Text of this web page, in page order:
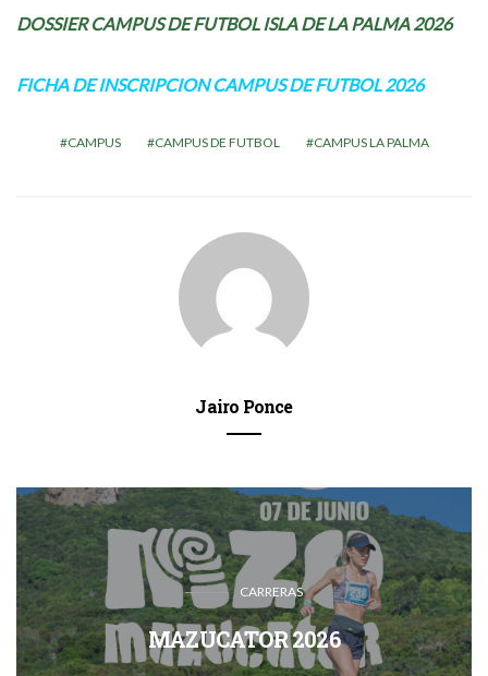
DOSSIER CAMPUS DE FUTBOL ISLA DE LA PALMA 2026
FICHA DE INSCRIPCION CAMPUS DE FUTBOL 2026
CAMPUS CAMPUS DE FUTBOL CAMPUS LA PALMA
Jairo Ponce
CARRERAS
MAZUCATOR 2026